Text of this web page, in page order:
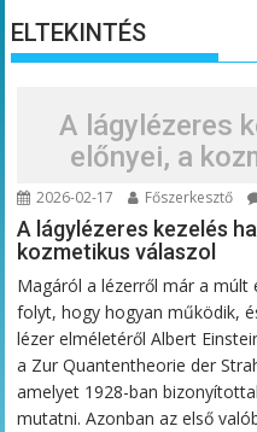
ELTEKINTÉS
A lágylézeres
előnyei, a
2026-02-17 Főszerkesztő
A lágylézeres kezelés
kozmetikus válaszol
Magáról a lézerről már a múlt
folyt, hogy hogyan működik,
lézer elméletéről Albert
a Zur Quantentheorie der
amelyet 1928-ban
mutatni. Azonban az első